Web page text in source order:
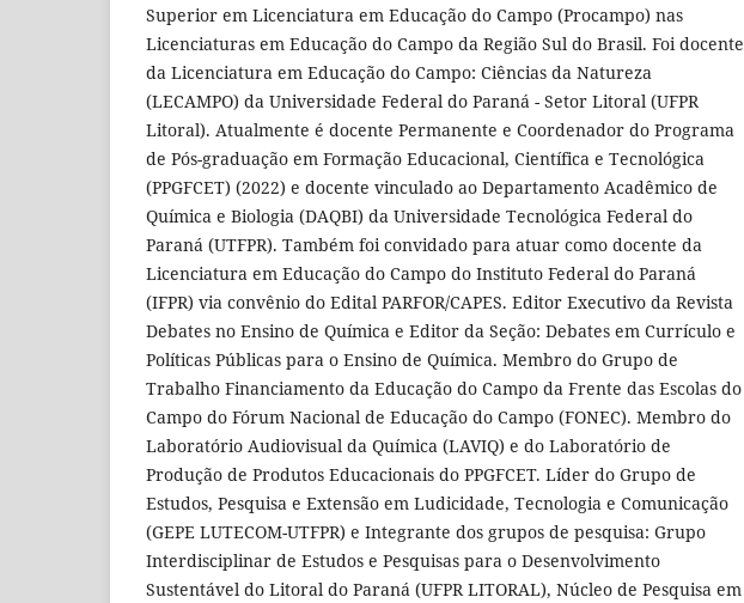
Superior em Licenciatura em Educação do Campo (Procampo) nas
Licenciaturas em Educação do Campo da Região Sul do Brasil. Foi docente
da Licenciatura em Educação do Campo: Ciências da Natureza
(LECAMPO) da Universidade Federal do Paraná - Setor Litoral (UFPR
Litoral). Atualmente é docente Permanente e Coordenador do Programa
de Pós-graduação em Formação Educacional, Científica e Tecnológica
(PPGFCET) (2022) e docente vinculado ao Departamento Acadêmico de
Química e Biologia (DAQBI) da Universidade Tecnológica Federal do
Paraná (UTFPR). Também foi convidado para atuar como docente da
Licenciatura em Educação do Campo do Instituto Federal do Paraná
(IFPR) via convênio do Edital PARFOR/CAPES. Editor Executivo da Revista
Debates no Ensino de Química e Editor da Seção: Debates em Currículo e
Políticas Públicas para o Ensino de Química. Membro do Grupo de
Trabalho Financiamento da Educação do Campo da Frente das Escolas do
Campo do Fórum Nacional de Educação do Campo (FONEC). Membro do
Laboratório Audiovisual da Química (LAVIQ) e do Laboratório de
Produção de Produtos Educacionais do PPGFCET. Líder do Grupo de
Estudos, Pesquisa e Extensão em Ludicidade, Tecnologia e Comunicação
(GEPE LUTECOM-UTFPR) e Integrante dos grupos de pesquisa: Grupo
Interdisciplinar de Estudos e Pesquisas para o Desenvolvimento
Sustentável do Litoral do Paraná (UFPR LITORAL), Núcleo de Pesquisa em